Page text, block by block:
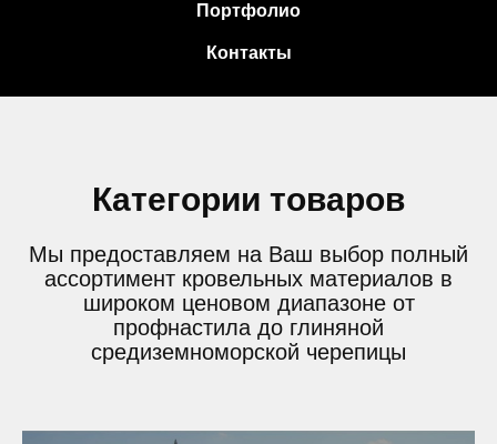
Портфолио
Контакты
Категории товаров
Мы предоставляем на Ваш выбор полный
ассортимент кровельных материалов в
широком ценовом диапазоне от
профнастила до глиняной
средиземноморской черепицы